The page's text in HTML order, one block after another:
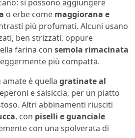
si possono aggiungere
o erbe come maggiorana e
più profumati. Alcuni usano
ben strizzati, oppure
farina con semola rimacinata
più compatta.
è quella gratinate al
e salsiccia, per un piatto
Altri abbinamenti riusciti
, con piselli e guanciale
con una spolverata di